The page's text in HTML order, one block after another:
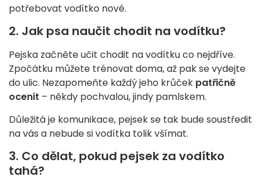
potřebovat vodítko nové.
2. Jak psa naučit chodit na vodítku?
Pejska začněte učit chodit na vodítku co nejdříve.
Zpočátku můžete trénovat doma, až pak se vydejte
do ulic. Nezapomeňte každý jeho krůček patřičně
ocenit – někdy pochvalou, jindy pamlskem.
Důležitá je komunikace, pejsek se tak bude soustředit
na vás a nebude si vodítka tolik všímat.
3. Co dělat, pokud pejsek za vodítko
tahá?